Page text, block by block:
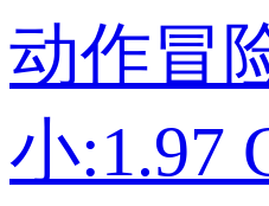
动作冒
小:1.97